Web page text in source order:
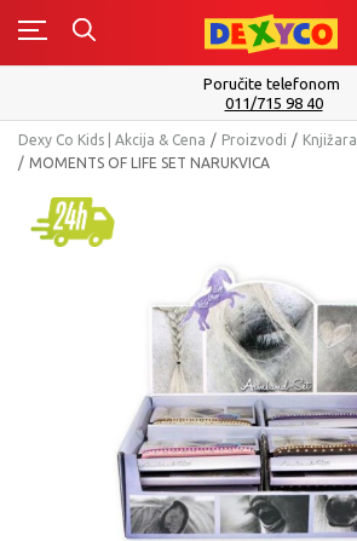
0
Poručite telefonom
011/715 98 40
Dexy Co Kids | Akcija & Cena Proizvodi Knjižara
MOMENTS OF LIFE SET NARUKVICA